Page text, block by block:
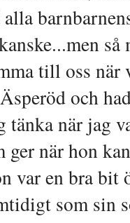
till oss när
och
när jag
ger när hon
var en bra bit
som sin